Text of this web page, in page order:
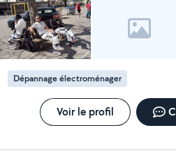
Dépannage électroménager
Voir le profil